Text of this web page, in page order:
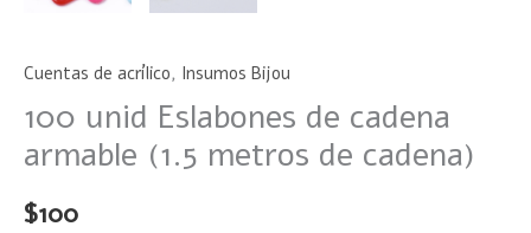
Cuentas de acrílico, Insumos Bijou
100 unid Eslabones de cadena
armable (1.5 metros de cadena)
$100